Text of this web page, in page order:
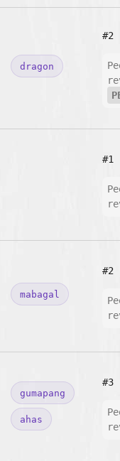
dragon
#2
#1
mabagal
#2
gumapang
ahas
#3